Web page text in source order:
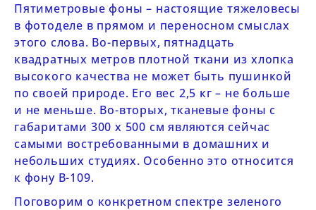
Пятиметровые фоны – настоящие тяжеловесы
в фотоделе в прямом и переносном смыслах
этого слова. Во-первых, пятнадцать
квадратных метров плотной ткани из хлопка
высокого качества не может быть пушинкой
по своей природе. Его вес 2,5 кг – не больше
и не меньше. Во-вторых, тканевые фоны с
габаритами 300 х 500 см являются сейчас
самыми востребованными в домашних и
небольших студиях. Особенно это относится
к фону B-109.
Поговорим о конкретном спектре зеленого